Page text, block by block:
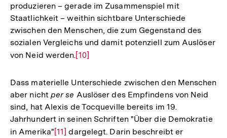
produzieren – gerade im Zusammenspiel mit
Staatlichkeit – weithin sichtbare Unterschiede
zwischen den Menschen, die zum Gegenstand des
sozialen Vergleichs und damit potenziell zum Auslöser
von Neid werden.Zur
der
Fußnote
[10]
Dass materielle Unterschiede zwischen den Menschen
aber nicht per se Auslöser des Empfindens von Neid
sind, hat Alexis de Tocqueville bereits im 19.
Jahrhundert in seinen Schriften "Über die Demokratie
in Amerika"Zur
[11] dargelegt. Darin beschreibt er